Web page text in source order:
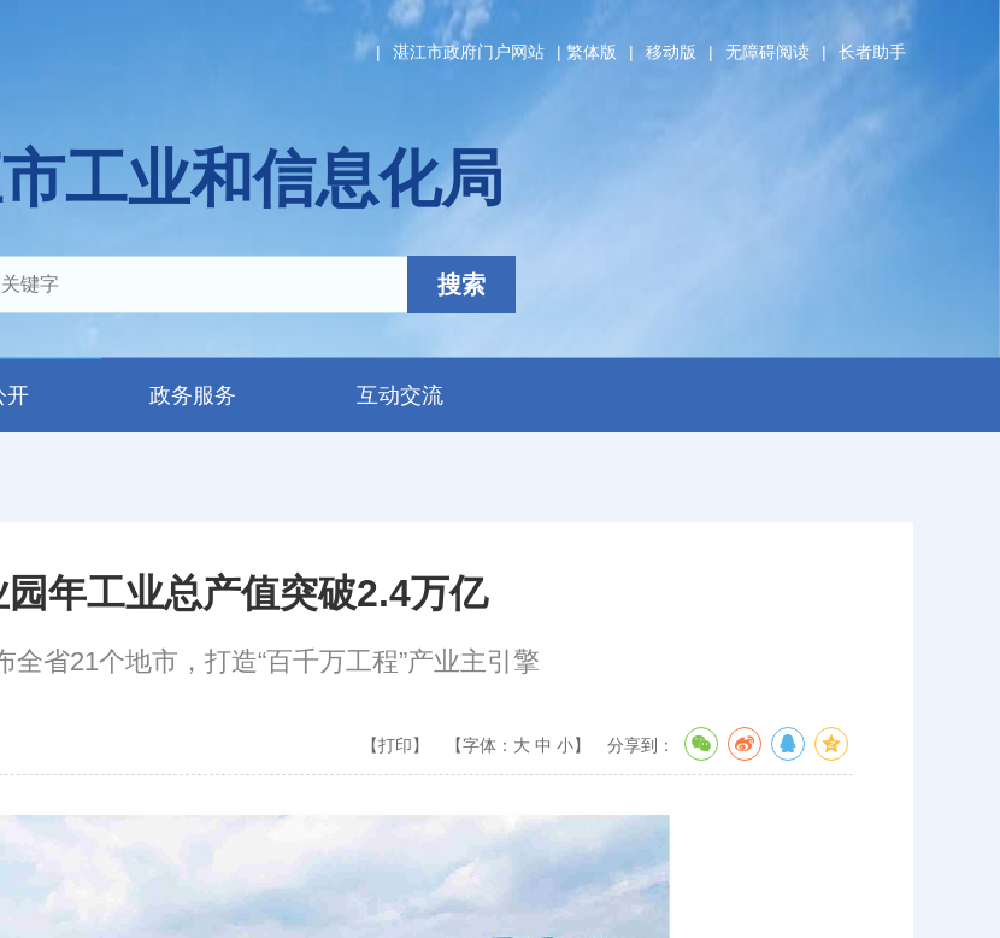
| 湛江市政府门户网站 | 繁体版 | 移动版 | 无障碍阅读 | 长者助手
工业和信息化局
搜索
开 政务服务 互动交流
年工业总产值突破2.4万亿
全省21个地市，打造“百千万工程”产业主引擎
【打印】 【字体： 大 中 小】 分享到：